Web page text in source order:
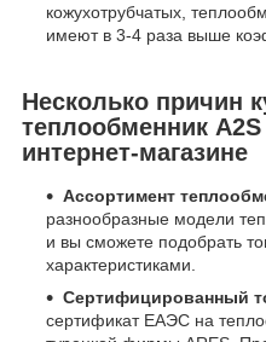
кожухотрубчатых,
имеют в 3-4 раза выше
Несколько причин
теплообменник
интернет-магазине
Ассортимент
разнообразные модели
и вы сможете подобрать
характеристиками.
Сертифицированный
сертификат ЕАЭС на